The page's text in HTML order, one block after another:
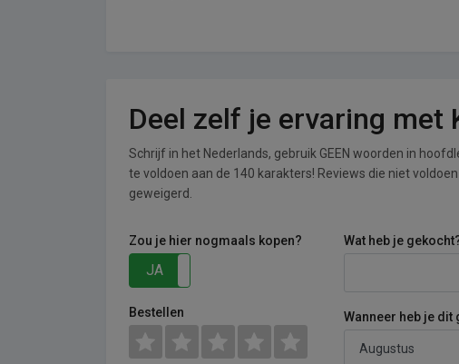
Deel zelf je ervaring met
Schrijf in het Nederlands, gebruik GEEN woorden in
te voldoen aan de 140 karakters! Reviews die niet
geweigerd.
Zou je hier nogmaals kopen?
JA
Bestellen
Wat heb je
Wanneer heb je dit